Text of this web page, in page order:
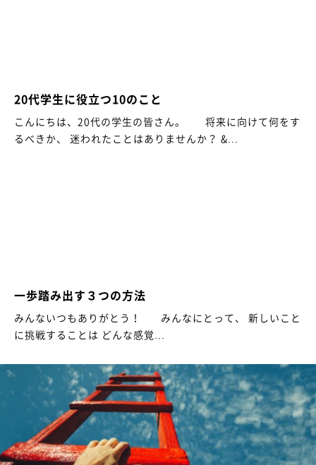
20代学生に役立つ10のこと
こんにちは、20代の学生の皆さん。 将来に向けて何をす
るべきか、 迷われたことはありませんか？ &...
一歩踏み出す３つの方法
みんないつもありがとう！ みんなにとって、 新しいこと
に挑戦することは どんな感覚...